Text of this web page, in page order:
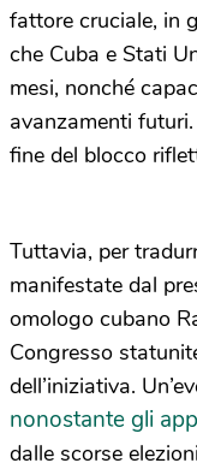
fattore cruciale, in
che Cuba e Stati
mesi, nonché
avanzamenti
fine del blocco
Tuttavia, per
manifestate dal
omologo cubano
Congresso
dell’iniziativa.
nonostante gli
dalle scorse